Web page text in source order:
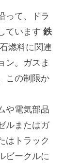
って、ドラ
ています 鉄
燃料に関連
ン。ガスま
この制限か
や電気部品
ルまたはガ
はトラック
ビークルに